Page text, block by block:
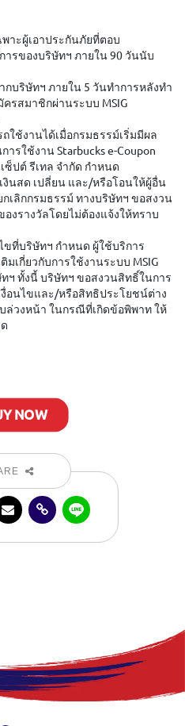
พาะผู้เอาประกันภัยที่ตอบ
รของบริษัทฯ ภายใน 90 วันนับ
กบริษัทฯ ภายใน 5 วันทำการหลังทำ
รสมาชิกผ่านระบบ MSIG
ถใช้งานได้เมื่อกรมธรรม์เริ่มมีผล
รใช้งาน Starbucks e-Coupon
ปต์ รีเทล จำกัด กำหนด
งินสด เปลี่ยน และ/หรือโอนให้ผู้อื่น
เลิกกรมธรรม์ ทางบริษัทฯ ขอสงวน
งรางวัลโดยไม่ต้องแจ้งให้ทราบ
ขที่บริษัทฯ กำหนด ผู้ใช้บริการ
มเกี่ยวกับการใช้งานระบบ MSIG
ฯ ทั้งนี้ บริษัทฯ ขอสงวนสิทธิ์ในการ
งื่อนไขและ/หรือสิทธิประโยชน์ต่าง
ล่วงหน้า ในกรณีที่เกิดข้อพิพาท ให้
NOW